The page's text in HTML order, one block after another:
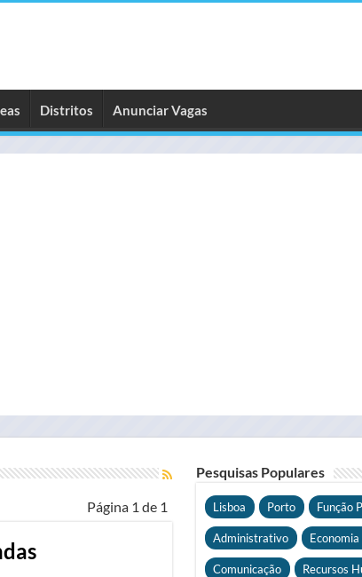
Distritos Anunciar Vagas
Página 1 de 1
Pesquisas Populares
Lisboa Porto Função
Administrativo
Comunicação Recursos